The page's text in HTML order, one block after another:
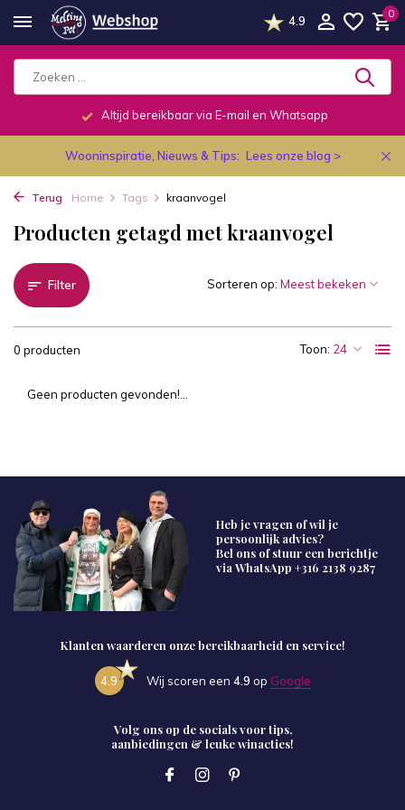
4.9
0
Altijd bereikbaar via E-mail en Whatsapp
Wooninspiratie, Nieuws & Tips: Lees onze blog >
Terug Home Tags kraanvogel
Producten getagd met kraanvogel
Filter
0 producten Toon:
Sorteren op:
Geen producten gevonden!...
Heb je vragen of wil je
persoonlijk advies?
Bel ons of stuur een berichtje
via WhatsApp +316 2138 9287
Klanten waarderen onze bereikbaarheid en service!
4.9 Wij scoren een 4.9 op Google
Volg ons op de socials voor tips,
aanbiedingen & leuke winacties!